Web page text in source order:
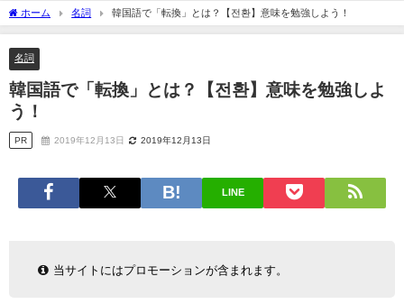
ホーム 名詞 韓国語で「転換」とは？【전환】意味を勉強しよう！
名詞
韓国語で「転換」とは？【전환】意味を勉強しよ
う！
PR 2019年12月13日 2019年12月13日
LINE
当サイトにはプロモーションが含まれます。